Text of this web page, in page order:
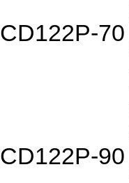
CD122P-70
CD122P-90